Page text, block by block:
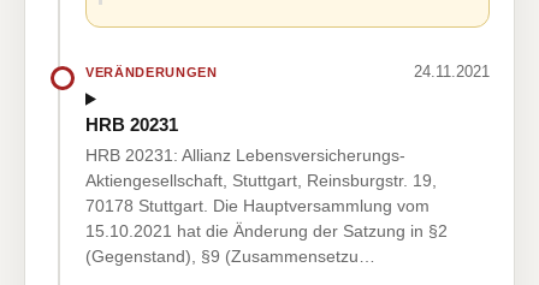
VERÄNDERUNGEN 24.11.2021
HRB 20231
HRB 20231: Allianz Lebensversicherungs-
Aktiengesellschaft, Stuttgart, Reinsburgstr. 19,
70178 Stuttgart. Die Hauptversammlung vom
15.10.2021 hat die Änderung der Satzung in §2
(Gegenstand), §9 (Zusammensetzu…